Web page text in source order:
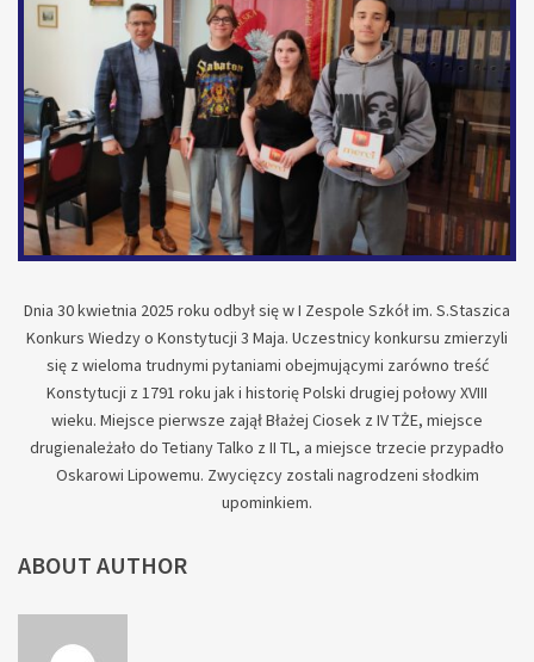
Dnia 30 kwietnia 2025 roku odbył się w I Zespole Szkół im. S.Staszica
Konkurs Wiedzy o Konstytucji 3 Maja. Uczestnicy konkursu zmierzyli
się z wieloma trudnymi pytaniami obejmującymi zarówno treść
Konstytucji z 1791 roku jak i historię Polski drugiej połowy XVIII
wieku. Miejsce pierwsze zajął Błażej Ciosek z IV TŻE, miejsce
drugienależało do Tetiany Talko z II TL, a miejsce trzecie przypadło
Oskarowi Lipowemu. Zwycięzcy zostali nagrodzeni słodkim
upominkiem.
ABOUT AUTHOR